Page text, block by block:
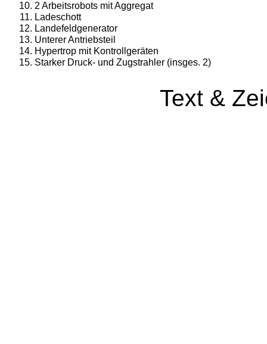
2 Arbeitsrobots mit Aggregat
Ladeschott
Landefeldgenerator
Unterer Antriebsteil
Hypertrop mit Kontrollgeräten
Starker Druck- und Zugstrahler (insges. 2)
Text &